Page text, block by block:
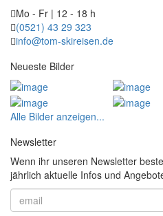
Mo - Fr | 12 - 18 h
(0521) 43 29 323
info@tom-skireisen.de
Neueste Bilder
Alle Bilder anzeigen...
Newsletter
Wenn ihr unseren Newsletter
jährlich aktuelle Infos und